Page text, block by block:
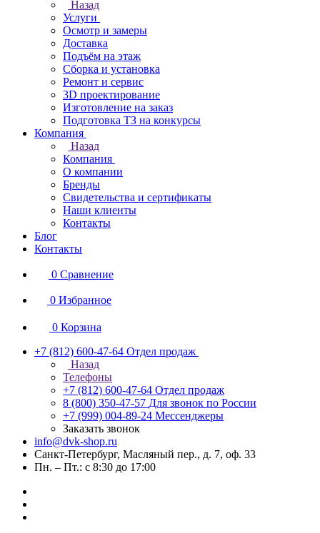
Назад
Услуги
Осмотр и замеры
Доставка
Подъём на этаж
Сборка и установка
Ремонт и сервис
3D проектирование
Изготовление на заказ
Подготовка ТЗ на конкурсы
Компания
Назад
Компания
О компании
Бренды
Свидетельства и сертификаты
Наши клиенты
Контакты
Блог
Контакты
0 Сравнение
0 Избранное
0 Корзина
+7 (812) 600-47-64 Отдел продаж
Назад
Телефоны
+7 (812) 600-47-64 Отдел продаж
8 (800) 350-47-57 Для звонок по России
+7 (999) 004-89-24 Мессенджеры
Заказать звонок
info@dvk-shop.ru
Санкт-Петербург, Масляный пер., д. 7, оф. 33
Пн. – Пт.: с 8:30 до 17:00